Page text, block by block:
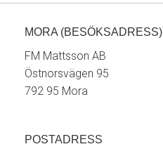
MORA (BESÖKSADRESS)
FM Mattsson AB
Östnorsvägen 95
792 95 Mora
POSTADRESS